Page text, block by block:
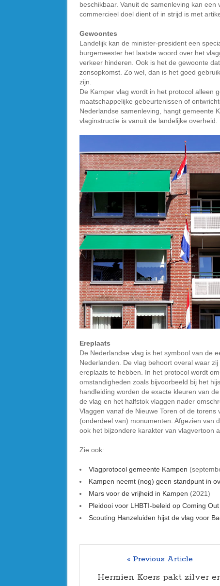
beschikbaar. Vanuit de samenleving kan
commercieel doel dient of in strijd is met
Gewoontes
Landelijk kan de minister-president een
burgemeester het laatste woord over het
verkeer hinderen. Ook is het de gewoonte
zonsopkomst. Zo wel, dan is het goed
zijn.
De Kamper vlag wordt in het protocol alleen
maatschappelijke gebeurtenissen of
Nederlandse samenleving, hangt gemeente
vlaginstructie is vanuit de landelijke overheid.
Ereplaats
De Nederlandse vlag is het symbool van de
Nederlanden. De vlag behoort overal waar
ereplaats te hebben. In het protocol wordt
omstandigheden zoals bijvoorbeeld bij het
handleiding worden de exacte kleuren van
de vlag en het halfstok vlaggen nader
Vlaggen vanaf de Nieuwe Toren of de
(onderdeel van) monumenten. Afgezien van
ook het bijzondere karakter van vlagvertoon
Zie ook:
Vlagprotocol gemeente Kampen
Kampen neemt (nog) geen standpunt in
Mars voor de vrijheid in Kampen (2021)
Pleidooi voor LHBTI-beleid op Coming
Scouting Hanzeluiden hijst de vlag voor
« Previous Article
Hermien Koers pakt zilver